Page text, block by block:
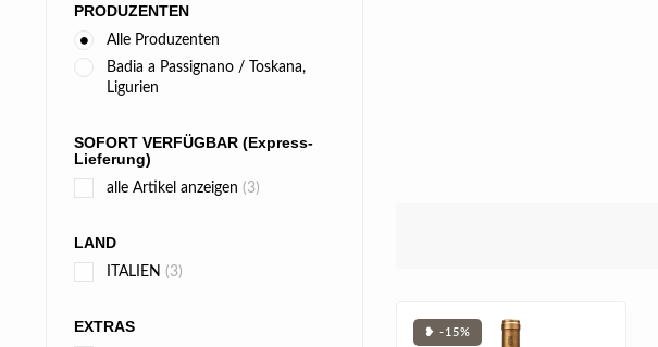
PRODUZENTEN
Alle Produzenten
Badia a Passignano / Toskana,
Ligurien
SOFORT VERFÜGBAR (Express-
Lieferung)
alle Artikel anzeigen (3)
LAND
ITALIEN (3)
EXTRAS ❥ -15%